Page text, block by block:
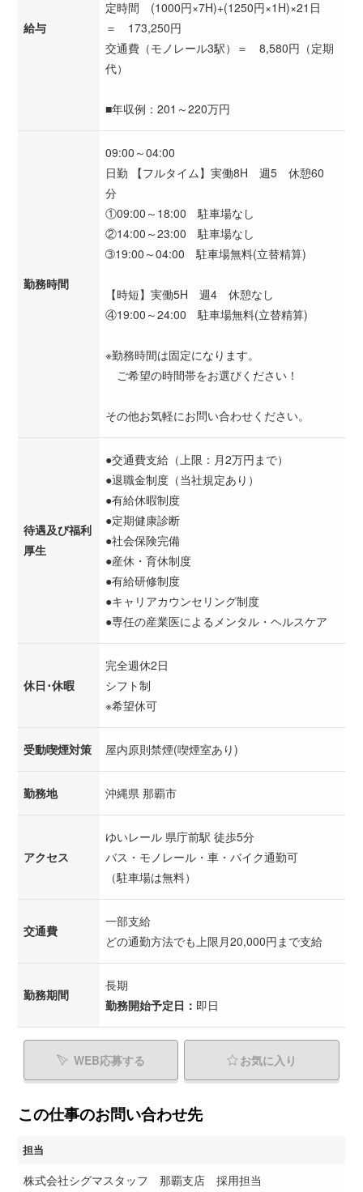
給与
定時間 (1000円×7H)+(1250円×1H)×21日
＝ 173,250円
交通費（モノレール3駅）＝ 8,580円（定期
代）
■年収例：201～220万円
勤務時間
09:00～04:00
日勤 【フルタイム】実働8H 週5 休憩60
分
①09:00～18:00 駐車場なし
②14:00～23:00 駐車場なし
➂19:00～04:00 駐車場無料(立替精算)
【時短】実働5H 週4 休憩なし
④19:00～24:00 駐車場無料(立替精算)
※勤務時間は固定になります。
ご希望の時間帯をお選びください！
その他お気軽にお問い合わせください。
待遇及び福利
厚生
●交通費支給（上限：月2万円まで）
●退職金制度（当社規定あり）
●有給休暇制度
●定期健康診断
●社会保険完備
●産休・育休制度
●有給研修制度
●キャリアカウンセリング制度
●専任の産業医によるメンタル・ヘルスケア
休日･休暇
完全週休2日
シフト制
※希望休可
受動喫煙対策 屋内原則禁煙(喫煙室あり)
勤務地 沖縄県 那覇市
アクセス
ゆいレール 県庁前駅 徒歩5分
バス・モノレール・車・バイク通勤可
（駐車場は無料）
交通費
一部支給
どの通勤方法でも上限月20,000円まで支給
勤務期間
長期
勤務開始予定日： 即日
WEB応募する お気に入り
この仕事のお問い合わせ先
担当
株式会社シグマスタッフ 那覇支店 採用担当